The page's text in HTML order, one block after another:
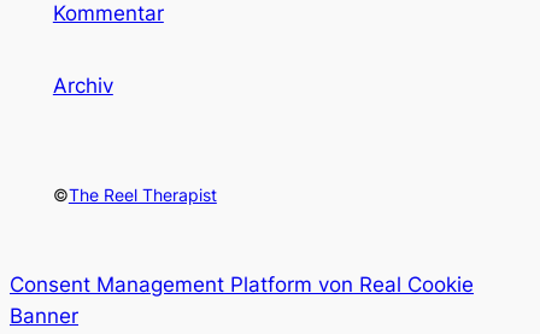
Kommentar
Archiv
©The Reel Therapist
Consent Management Platform von Real Cookie
Banner